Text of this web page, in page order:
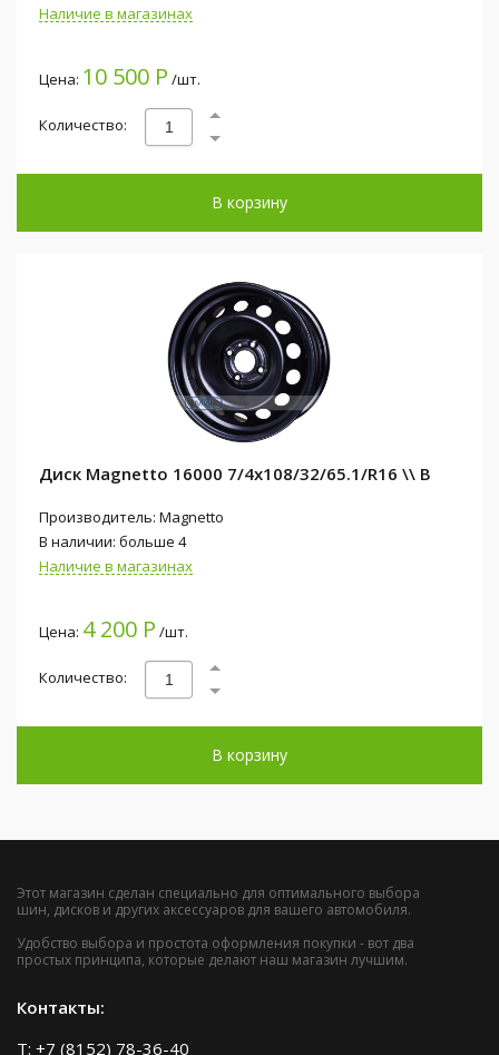
Наличие в магазинах
Цена: 10 500 Р /шт.
Количество:
В корзину
Диск Magnetto 16000 7/4x108/32/65.1/R16 \\ B
Производитель: Magnetto
В наличии: больше 4
Наличие в магазинах
Цена: 4 200 Р /шт.
Количество:
В корзину
Этот магазин сделан специально для оптимального выбора
шин, дисков и других аксессуаров для вашего автомобиля.
Удобство выбора и простота оформления покупки - вот два
простых принципа, которые делают наш магазин лучшим.
Контакты:
T: +7 (8152) 78-36-40